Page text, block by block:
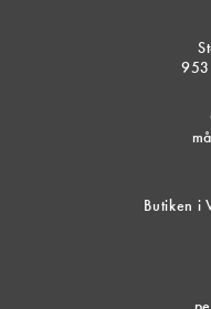
Butiken i